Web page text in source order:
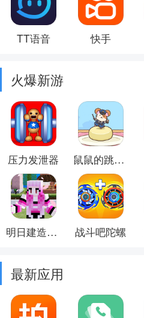
TT语音 快手
火爆新游
压力发泄器 鼠鼠的跳跃冒险
明日建造大师 战斗吧陀螺
最新应用